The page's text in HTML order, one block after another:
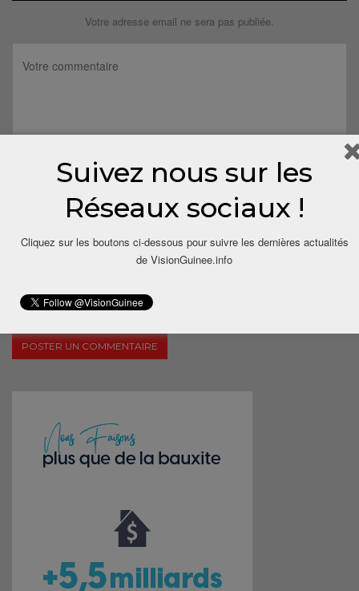
Votre adresse email ne sera pas publiée.
Save my name, email, and website in this browser for the next
time I comment.
Suivez nous sur les
Réseaux sociaux !
Cliquez sur les boutons ci-dessous pour suivre les dernières actualités
de VisionGuinee.info